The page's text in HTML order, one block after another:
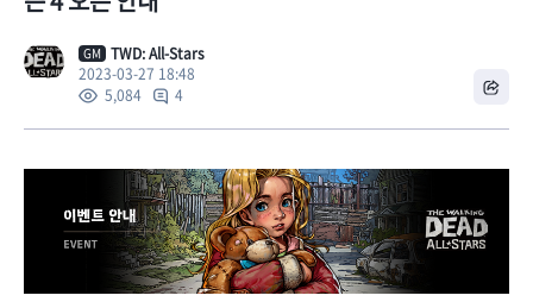
GM TWD: All-Stars
2023-03-27 18:48
5,084
4